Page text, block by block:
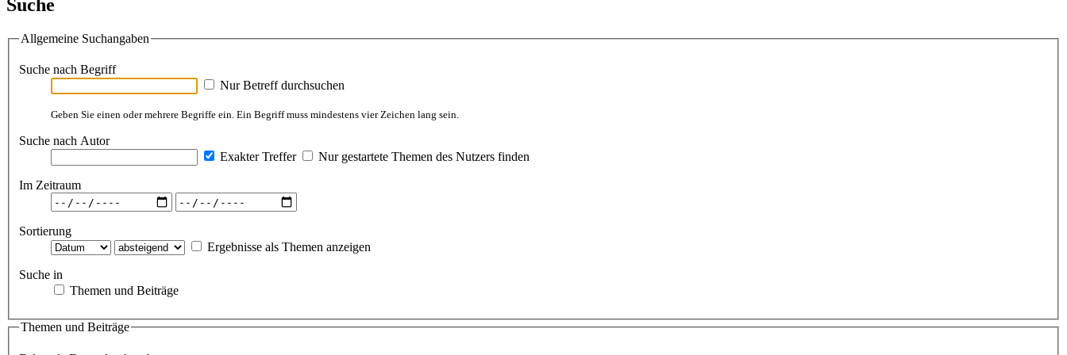
Suche
Allgemeine Suchangaben
Suche nach Begriff
Nur Betreff durchsuchen
Geben Sie einen oder mehrere Begriffe ein. Ein Begriff muss mindestens vier Zeichen lang sein.
Suche nach Autor
Exakter Treffer
Nur gestartete Themen des Nutzers finden
Im Zeitraum
Sortierung
Ergebnisse als Themen anzeigen
Suche in
Themen und Beiträge
Themen und Beiträge